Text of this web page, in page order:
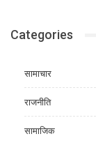
Categories
सामाचार
राजनीति
सामाजिक